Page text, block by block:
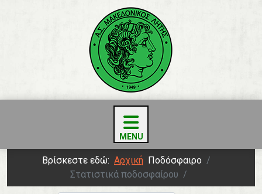
Βρίσκεστε εδώ: Αρχική Ποδόσφαιρο
Στατιστικά ποδοσφαίρου